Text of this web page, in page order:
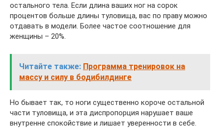
остального тела. Если длина ваших ног на сорок
процентов больше длины туловища, вас по праву можно
отдавать в модели. Более частое соотношение для
женщины – 20%.
Читайте также: Программа тренировок на
массу и силу в бодибилдинге
Но бывает так, то ноги существенно короче остальной
части туловища, и эта диспропорция нарушает ваше
внутренне спокойствие и лишает уверенности в себе.